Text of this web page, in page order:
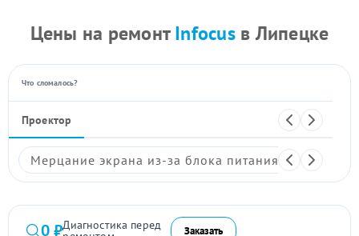
Цены на ремонтInfocusв Липецке
Что сломалось?
Проектор
Мерцание экрана из-за блока питания
0 ₽Диагностика перед Заказать